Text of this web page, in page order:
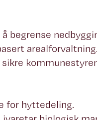
begrense
arealforvaltning.
for hyttedeling.